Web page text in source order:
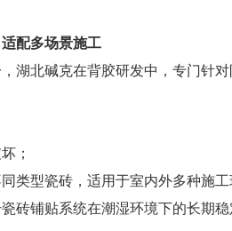
配多场景施工
湖北碱克在背胶研发中，专门针对
；
类型瓷砖，适用于室内外多种施工
砖铺贴系统在潮湿环境下的长期稳